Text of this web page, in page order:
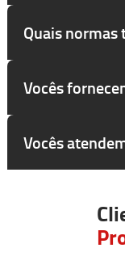
Quais normas
Vocês
Vocês